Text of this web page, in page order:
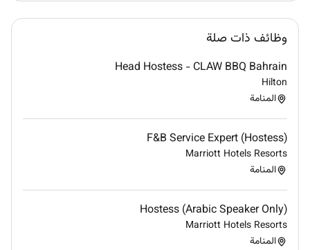
Remote Work :
No
Employment Type :
Full-time
وظائف ذات صلة
Head Hostess - CLAW BBQ Bahrain
Hilton
المنامة
F&B Service Expert (Hostess)
Marriott Hotels Resorts
المنامة
Hostess (Arabic Speaker Only)
Marriott Hotels Resorts
المنامة